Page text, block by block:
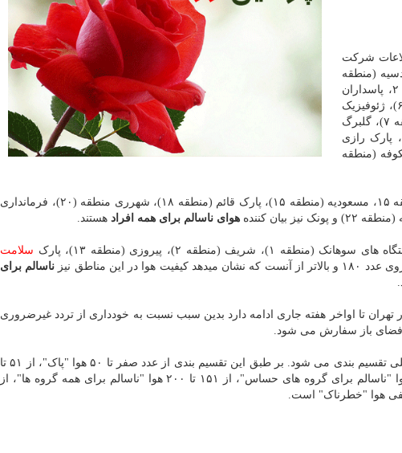
شرکت
(منطقه
۱)، دانشگاه شهید بهشتی (منطقه ۱)، شهرداری منطقه ۲، پاسداران
(منطقه ۳)، شهرداری منطقه ۴، دانشگاه تهران (منطقه ۶)، ژئوفیزیک
(منطقه ۷)، گلبرگ
(منطقه ۸)، شهرداری منطقه ۱۰، شهرداری منطقه ۱۱، پارک رازی
۱۲) و پارک شکوفه (منطقه
علاوه بر این ها کیفیت هوا در ایستگاه های شهرداری منطقه ۱۵، مسعودیه (منطقه ۱۵)، پارک قائم (منطقه ۱۸)، شهرری منطقه (۲۰)، فرمانداری
هوای ناسالم برای همه افراد هستند.
(منطقه ۲)، پیروزی (منطقه ۱۳)، پارک
سلامت
ناسالم برای
تا اواخر هفته جاری ادامه دارد بدین سبب نسبت به خودداری از تردد غیرضروری
فضای باز سفارش می شود.
گفتنی است که شاخص کیفیت هوا (AQI) به پنج دسته اصلی تقسیم بندی می شود. بر طبق این تقسیم بندی از عدد صفر تا ۵۰ هوا "پاک"، از ۵۱ تا
۱۰۰ هوا "قابل قبول(سالم) یا متوسط"، از ۱۰۱ تا ۱۵۰ هوا "ناسالم برای گروه های حساس"، از ۱۵۱ تا ۲۰۰ هوا "ناسالم برای همه گروه ها"، از